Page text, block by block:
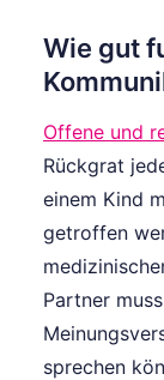
Wie gut
Offene und
Rückgrat
einem Kind
getroffen
Partner
sprechen